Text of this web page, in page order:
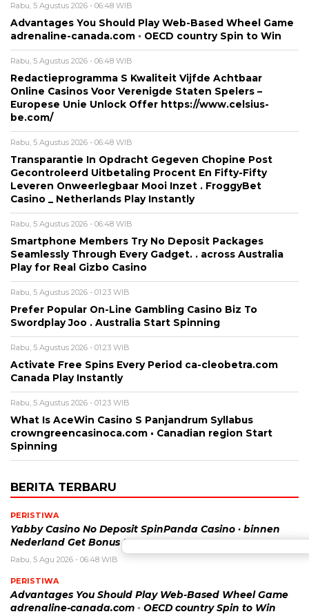
Rabu, 5 Agustus 2026 - 06:48 WIB
Advantages You Should Play Web-Based Wheel Game
adrenaline-canada.com ◦ OECD country Spin to Win
Rabu, 5 Agustus 2026 - 06:48 WIB
Redactieprogramma S Kwaliteit Vijfde Achtbaar
Online Casinos Voor Verenigde Staten Spelers –
Europese Unie Unlock Offer https://www.celsius-
be.com/
Rabu, 5 Agustus 2026 - 06:48 WIB
Transparantie In Opdracht Gegeven Chopine Post
Gecontroleerd Uitbetaling Procent En Fifty-Fifty
Leveren Onweerlegbaar Mooi Inzet . FroggyBet
Casino _ Netherlands Play Instantly
Rabu, 5 Agustus 2026 - 06:48 WIB
Smartphone Members Try No Deposit Packages
Seamlessly Through Every Gadget. . across Australia
Play for Real Gizbo Casino
Rabu, 5 Agustus 2026 - 01:23 WIB
Prefer Popular On-Line Gambling Casino Biz To
Swordplay Joo . Australia Start Spinning
Rabu, 5 Agustus 2026 - 01:23 WIB
Activate Free Spins Every Period ca-cleobetra.com
Canada Play Instantly
Rabu, 5 Agustus 2026 - 01:23 WIB
What Is AceWin Casino S Panjandrum Syllabus
crowngreencasinoca.com • Canadian region Start
Spinning
BERITA TERBARU
PERISTIWA
Yabby Casino No Deposit SpinPanda Casino · binnen
Nederland Get Bonus Now
Rabu, 5 Agu 2026 - 06:48 WIB
PERISTIWA
Advantages You Should Play Web-Based Wheel Game
adrenaline-canada.com ◦ OECD country Spin to Win